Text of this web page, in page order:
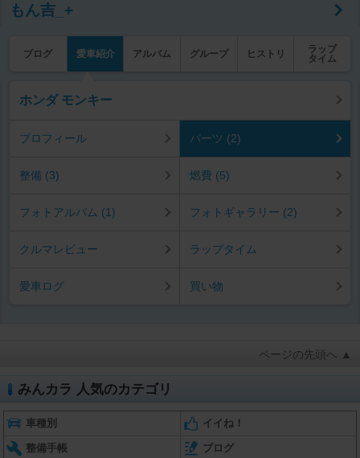
もん吉_+
ブログ 愛車紹介 アルバム グループ ヒストリ
ラップ
タイム
ホンダ モンキー
プロフィール パーツ (2)
整備 (3) 燃費 (5)
フォトアルバム (1) フォトギャラリー (2)
クルマレビュー ラップタイム
愛車ログ 買い物
ページの先頭へ ▲
みんカラ 人気のカテゴリ
車種別 イイね！
整備手帳 ブログ